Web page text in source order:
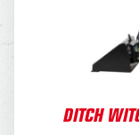
DITCH